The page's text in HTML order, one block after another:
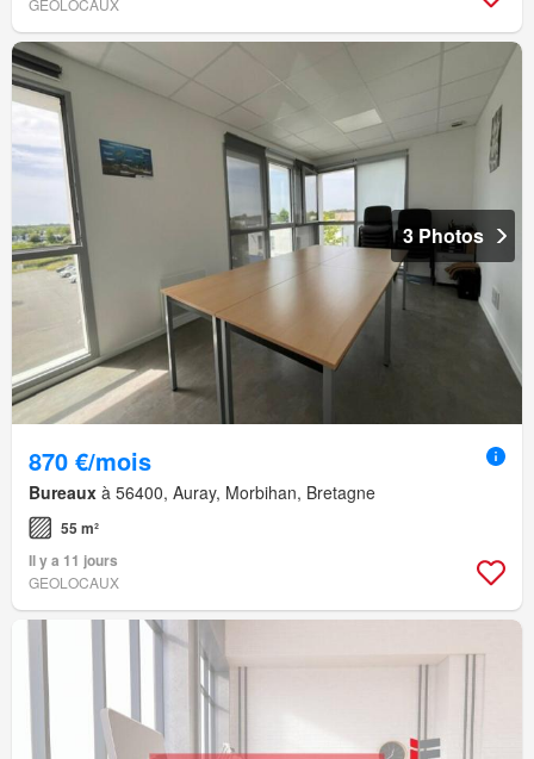
GEOLOCAUX
3 Photos
870 €/mois
Bureaux à 56400, Auray, Morbihan, Bretagne
55 m²
Il y a 11 jours
GEOLOCAUX